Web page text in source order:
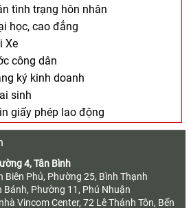
tình trạng hôn nhân
học, cao đẳng
Xe
công dân
ký kinh doanh
sinh
giấy phép lao động
4, Tân Bình
Biên Phủ, Phường 25, Bình Thạnh
Phường 11, Phú Nhuận
Vincom Center, 72 Lê Thánh Tôn, Bến